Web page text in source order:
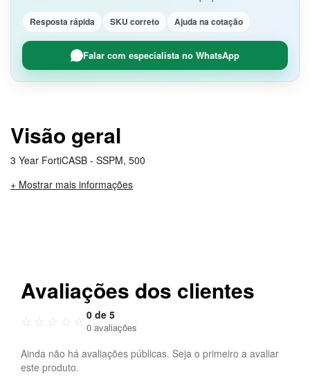
Resposta rápida SKU correto Ajuda na cotação
Falar com especialista no WhatsApp
Visão geral
3 Year FortiCASB - SSPM, 500
+ Mostrar mais informações
Avaliações dos clientes
☆ ☆ ☆ ☆ ☆ 0 de 5
0 avaliações
Ainda não há avaliações públicas. Seja o primeiro a avaliar
este produto.